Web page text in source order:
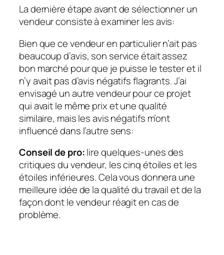
La dernière étape avant de sélectionner un
vendeur consiste à examiner les avis:
Bien que ce vendeur en particulier n’ait pas
beaucoup d’avis, son service était assez
bon marché pour que je puisse le tester et il
n’y avait pas d’avis négatifs flagrants. J’ai
envisagé un autre vendeur pour ce projet
qui avait le même prix et une qualité
similaire, mais les avis négatifs m’ont
influencé dans l’autre sens:
Conseil de pro:lire quelques-unes des
critiques du vendeur, les cinq étoiles et les
étoiles inférieures. Cela vous donnera une
meilleure idée de la qualité du travail et de la
façon dont le vendeur réagit en cas de
problème.